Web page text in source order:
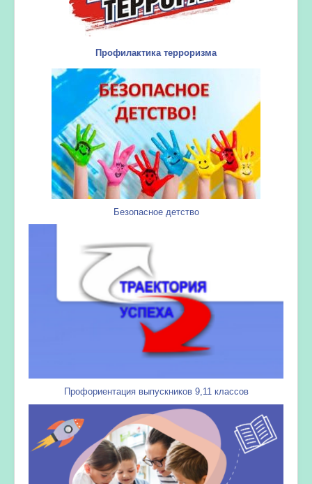
Профилактика терроризма
Безопасное детство
Профориентация выпускников 9,11 классов